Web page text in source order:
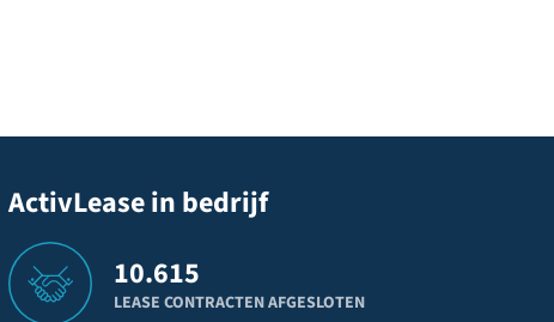
ActivLease in bedrijf
10.615
LEASE CONTRACTEN AFGESLOTEN